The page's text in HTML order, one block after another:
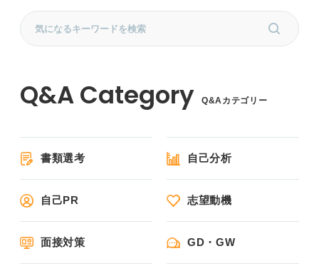
Q&Aカテゴリー
書類選考 自己分析
自己PR 志望動機
面接対策 GD・GW